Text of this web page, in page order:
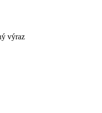
výraz